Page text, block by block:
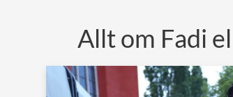
Allt om Fadi